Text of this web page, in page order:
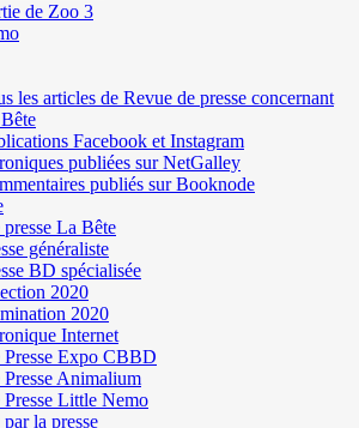
de Zoo 3
les articles de Revue de presse concernant
Facebook et Instagram
publiées sur NetGalley
publiés sur Booknode
La Bête
généraliste
BD spécialisée
2020
2020
Internet
Presse Expo CBBD
Presse Animalium
Presse Little Nemo
la presse